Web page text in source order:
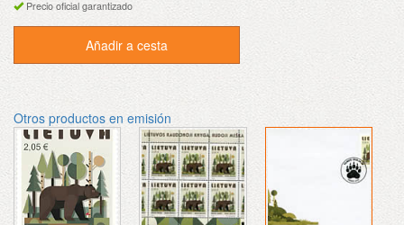
Precio oficial garantizado
Añadir a cesta
Otros productos en emisión